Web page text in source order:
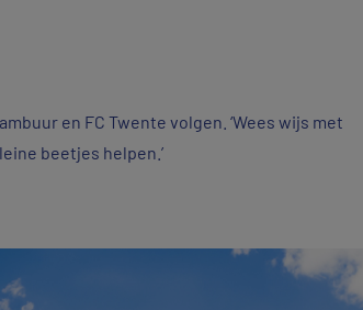
en FC Twente volgen. ‘Wees wijs met
beetjes helpen.’